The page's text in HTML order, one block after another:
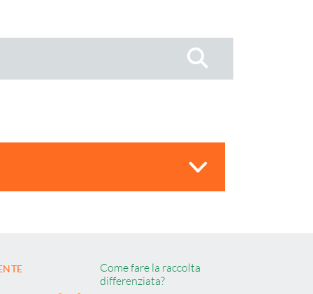
Come fare la raccolta
differenziata?